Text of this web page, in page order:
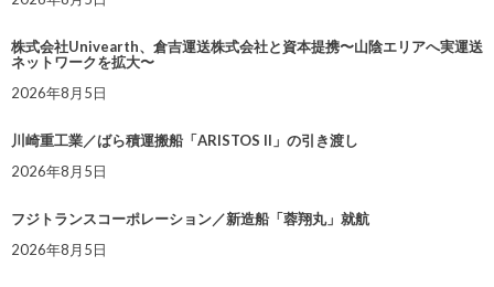
株式会社Univearth、倉吉運送株式会社と資本提携〜山陰エリアへ実運送
ネットワークを拡大〜
2026年8月5日
川崎重工業／ばら積運搬船「ARISTOS II」の引き渡し
2026年8月5日
フジトランスコーポレーション／新造船「蓉翔丸」就航
2026年8月5日